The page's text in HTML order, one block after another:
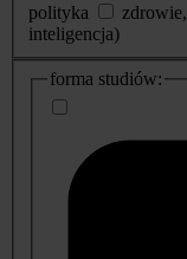
polityka
inteligencja)
dodatkowe
informacje
forma studiów: